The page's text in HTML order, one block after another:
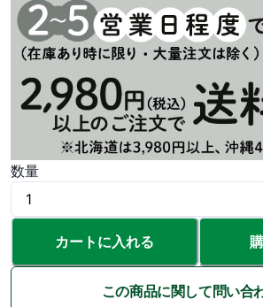
数量
カートに入れる
この商品に関して問い合